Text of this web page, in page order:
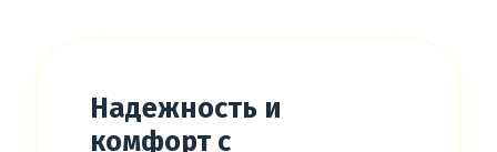
Надежность и
комфорт с